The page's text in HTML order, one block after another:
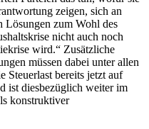
zeigen, sich an
Lösungen zum Wohl des
nicht auch noch
wird.“ Zusätzliche
müssen dabei unter allen
Steuerlast bereits jetzt auf
ist diesbezüglich weiter im
konstruktiver